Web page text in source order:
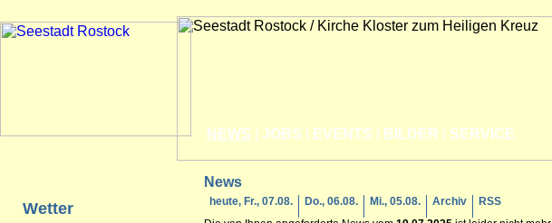
NEWS JOBS EVENTS BILDER SERVICE
Wetter
News
heute, Fr., 07.08. Do., 06.08. Mi., 05.08. Archiv
RSS